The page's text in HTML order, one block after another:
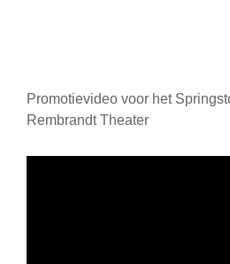
Promotievideo voor het
Rembrandt Theater